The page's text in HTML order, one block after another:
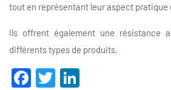
tout en représentant leur aspect pratique
Ils offrent également une résistance
différents types de produits.
Facebook
Twitter